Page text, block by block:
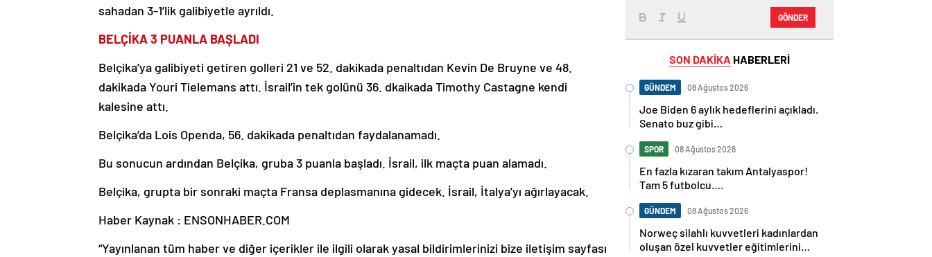
sahadan 3-1’lik galibiyetle ayrıldı.
BELÇİKA 3 PUANLA BAŞLADI
Belçika’ya galibiyeti getiren golleri 21 ve 52. dakikada penaltıdan Kevin De Bruyne ve 48.
dakikada Youri Tielemans attı. İsrail’in tek golünü 36. dkaikada Timothy Castagne kendi
kalesine attı.
Belçika’da Lois Openda, 56. dakikada penaltıdan faydalanamadı.
Bu sonucun ardından Belçika, gruba 3 puanla başladı. İsrail, ilk maçta puan alamadı.
Belçika, grupta bir sonraki maçta Fransa deplasmanına gidecek. İsrail, İtalya’yı ağırlayacak.
Haber Kaynak : ENSONHABER.COM
“Yayınlanan tüm haber ve diğer içerikler ile ilgili olarak yasal bildirimlerinizi bize iletişim sayfası
GÖNDER
SON DAKİKA HABERLERİ
GÜNDEM 08 Ağustos 2026
Joe Biden 6 aylık hedeflerini açıkladı.
Senato buz gibi…
SPOR 08 Ağustos 2026
En fazla kızaran takım Antalyaspor!
Tam 5 futbolcu….
GÜNDEM 08 Ağustos 2026
Norweç silahlı kuvvetleri kadınlardan
oluşan özel kuvvetler eğitimlerini